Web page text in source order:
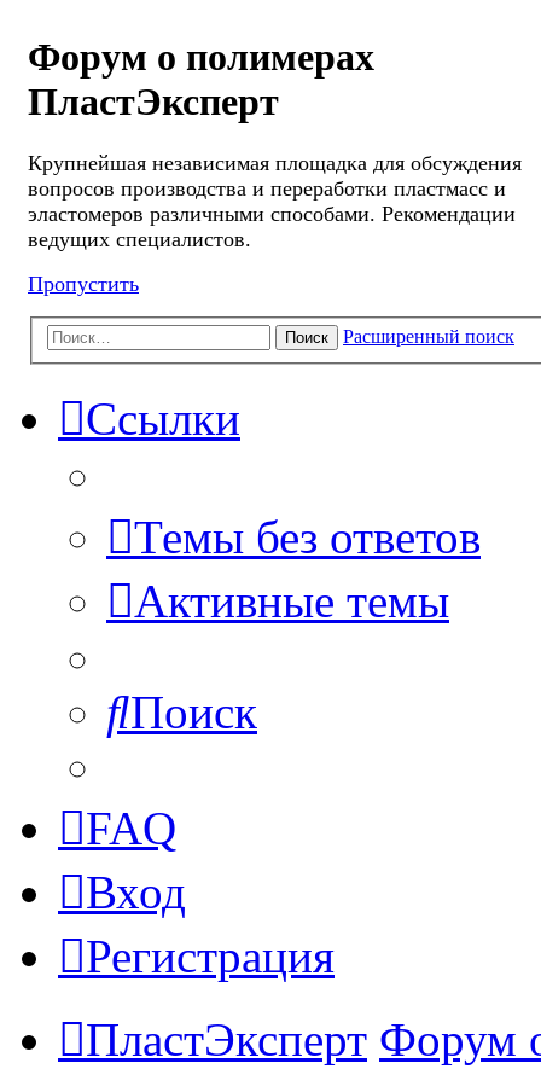
Форум о полимерах
ПластЭксперт
Крупнейшая независимая площадка для обсуждения
вопросов производства и переработки пластмасс и
эластомеров различными способами. Рекомендации
ведущих специалистов.
Пропустить
Поиск Расширенный поиск
Ссылки
Темы без ответов
Активные темы
Поиск
FAQ
Вход
Регистрация
ПластЭксперт Форум